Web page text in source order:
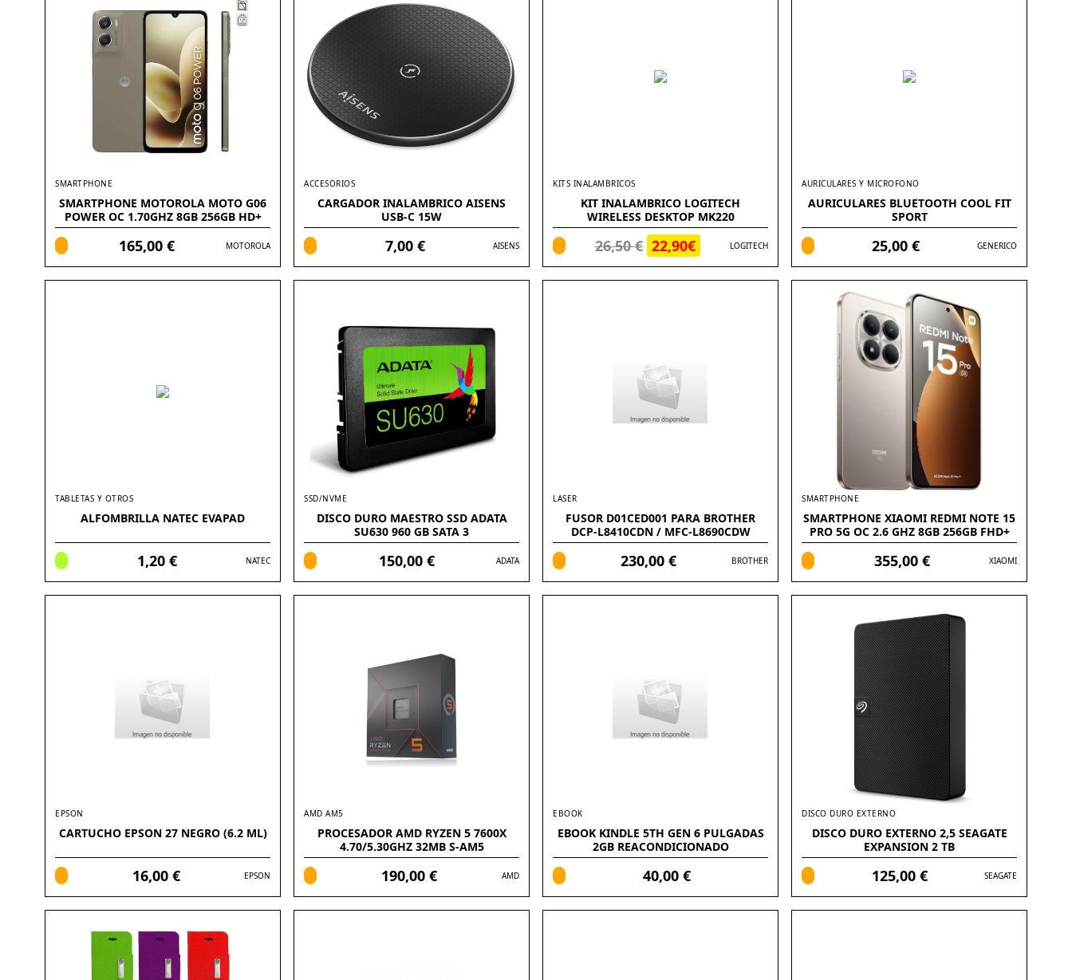
SMARTPHONE
SMARTPHONE MOTOROLA MOTO G06
POWER OC 1.70GHZ 8GB 256GB HD+
6.88
165,00 € MOTOROLA
ACCESORIOS
CARGADOR INALAMBRICO AISENS
USB-C 15W
7,00 € AISENS
KITS INALAMBRICOS
KIT INALAMBRICO LOGITECH
WIRELESS DESKTOP MK220
26,50 € 22,90€ LOGITECH
AURICULARES Y MICROFONO
AURICULARES BLUETOOTH COOL FIT
SPORT
25,00 € GENERICO
TABLETAS Y OTROS
ALFOMBRILLA NATEC EVAPAD
1,20 € NATEC
SSD/NVME
DISCO DURO MAESTRO SSD ADATA
SU630 960 GB SATA 3
150,00 € ADATA
LASER
FUSOR D01CED001 PARA BROTHER
DCP-L8410CDN / MFC-L8690CDW
230,00 € BROTHER
SMARTPHONE
SMARTPHONE XIAOMI REDMI NOTE 15
PRO 5G OC 2.6 GHZ 8GB 256GB FHD+
6.83 PULGADAS
355,00 € XIAOMI
EPSON
CARTUCHO EPSON 27 NEGRO (6.2 ML)
16,00 € EPSON
AMD AM5
PROCESADOR AMD RYZEN 5 7600X
4.70/5.30GHZ 32MB S-AM5
190,00 € AMD
EBOOK
EBOOK KINDLE 5TH GEN 6 PULGADAS
2GB REACONDICIONADO
40,00 €
DISCO DURO EXTERNO
DISCO DURO EXTERNO 2,5 SEAGATE
EXPANSION 2 TB
125,00 € SEAGATE